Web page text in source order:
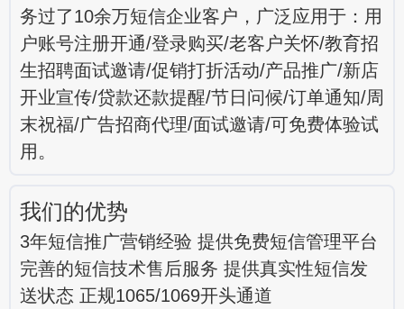
务过了10余万短信企业客户，广泛应用于：用
户账号注册开通/登录购买/老客户关怀/教育招
生招聘面试邀请/促销打折活动/产品推广/新店
开业宣传/贷款还款提醒/节日问候/订单通知/周
末祝福/广告招商代理/面试邀请/可免费体验试
用。
我们的优势
3年短信推广营销经验 提供免费短信管理平台
完善的短信技术售后服务 提供真实性短信发
送状态 正规1065/1069开头通道